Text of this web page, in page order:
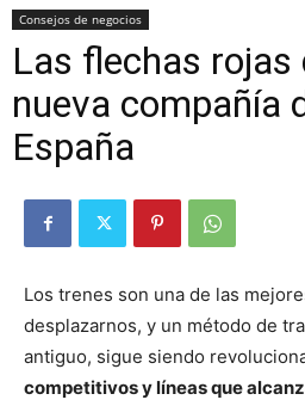
Consejos de negocios
Las flechas rojas
nueva compañía
España
Los trenes son una de las
desplazarnos, y un método de
antiguo, sigue siendo
competitivos y líneas que